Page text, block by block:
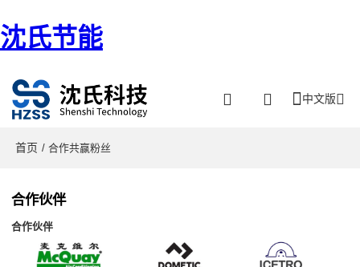
沈氏节能
中文版
首页 / 合作共赢粉丝
合作伙伴
合作伙伴